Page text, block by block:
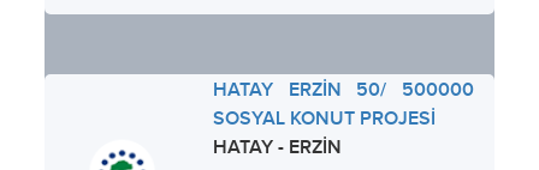
HATAY ERZİN 50/ 500000
SOSYAL KONUT PROJESİ
HATAY - ERZİN